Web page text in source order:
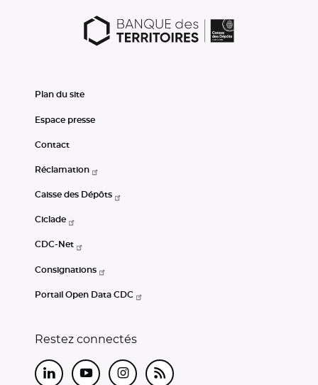
Plan du site
Espace presse
Contact
Réclamation
Caisse des Dépôts
Ciclade
CDC-Net
Consignations
Portail Open Data CDC
Restez connectés
LinkedInYoutubeInstagram
RSS